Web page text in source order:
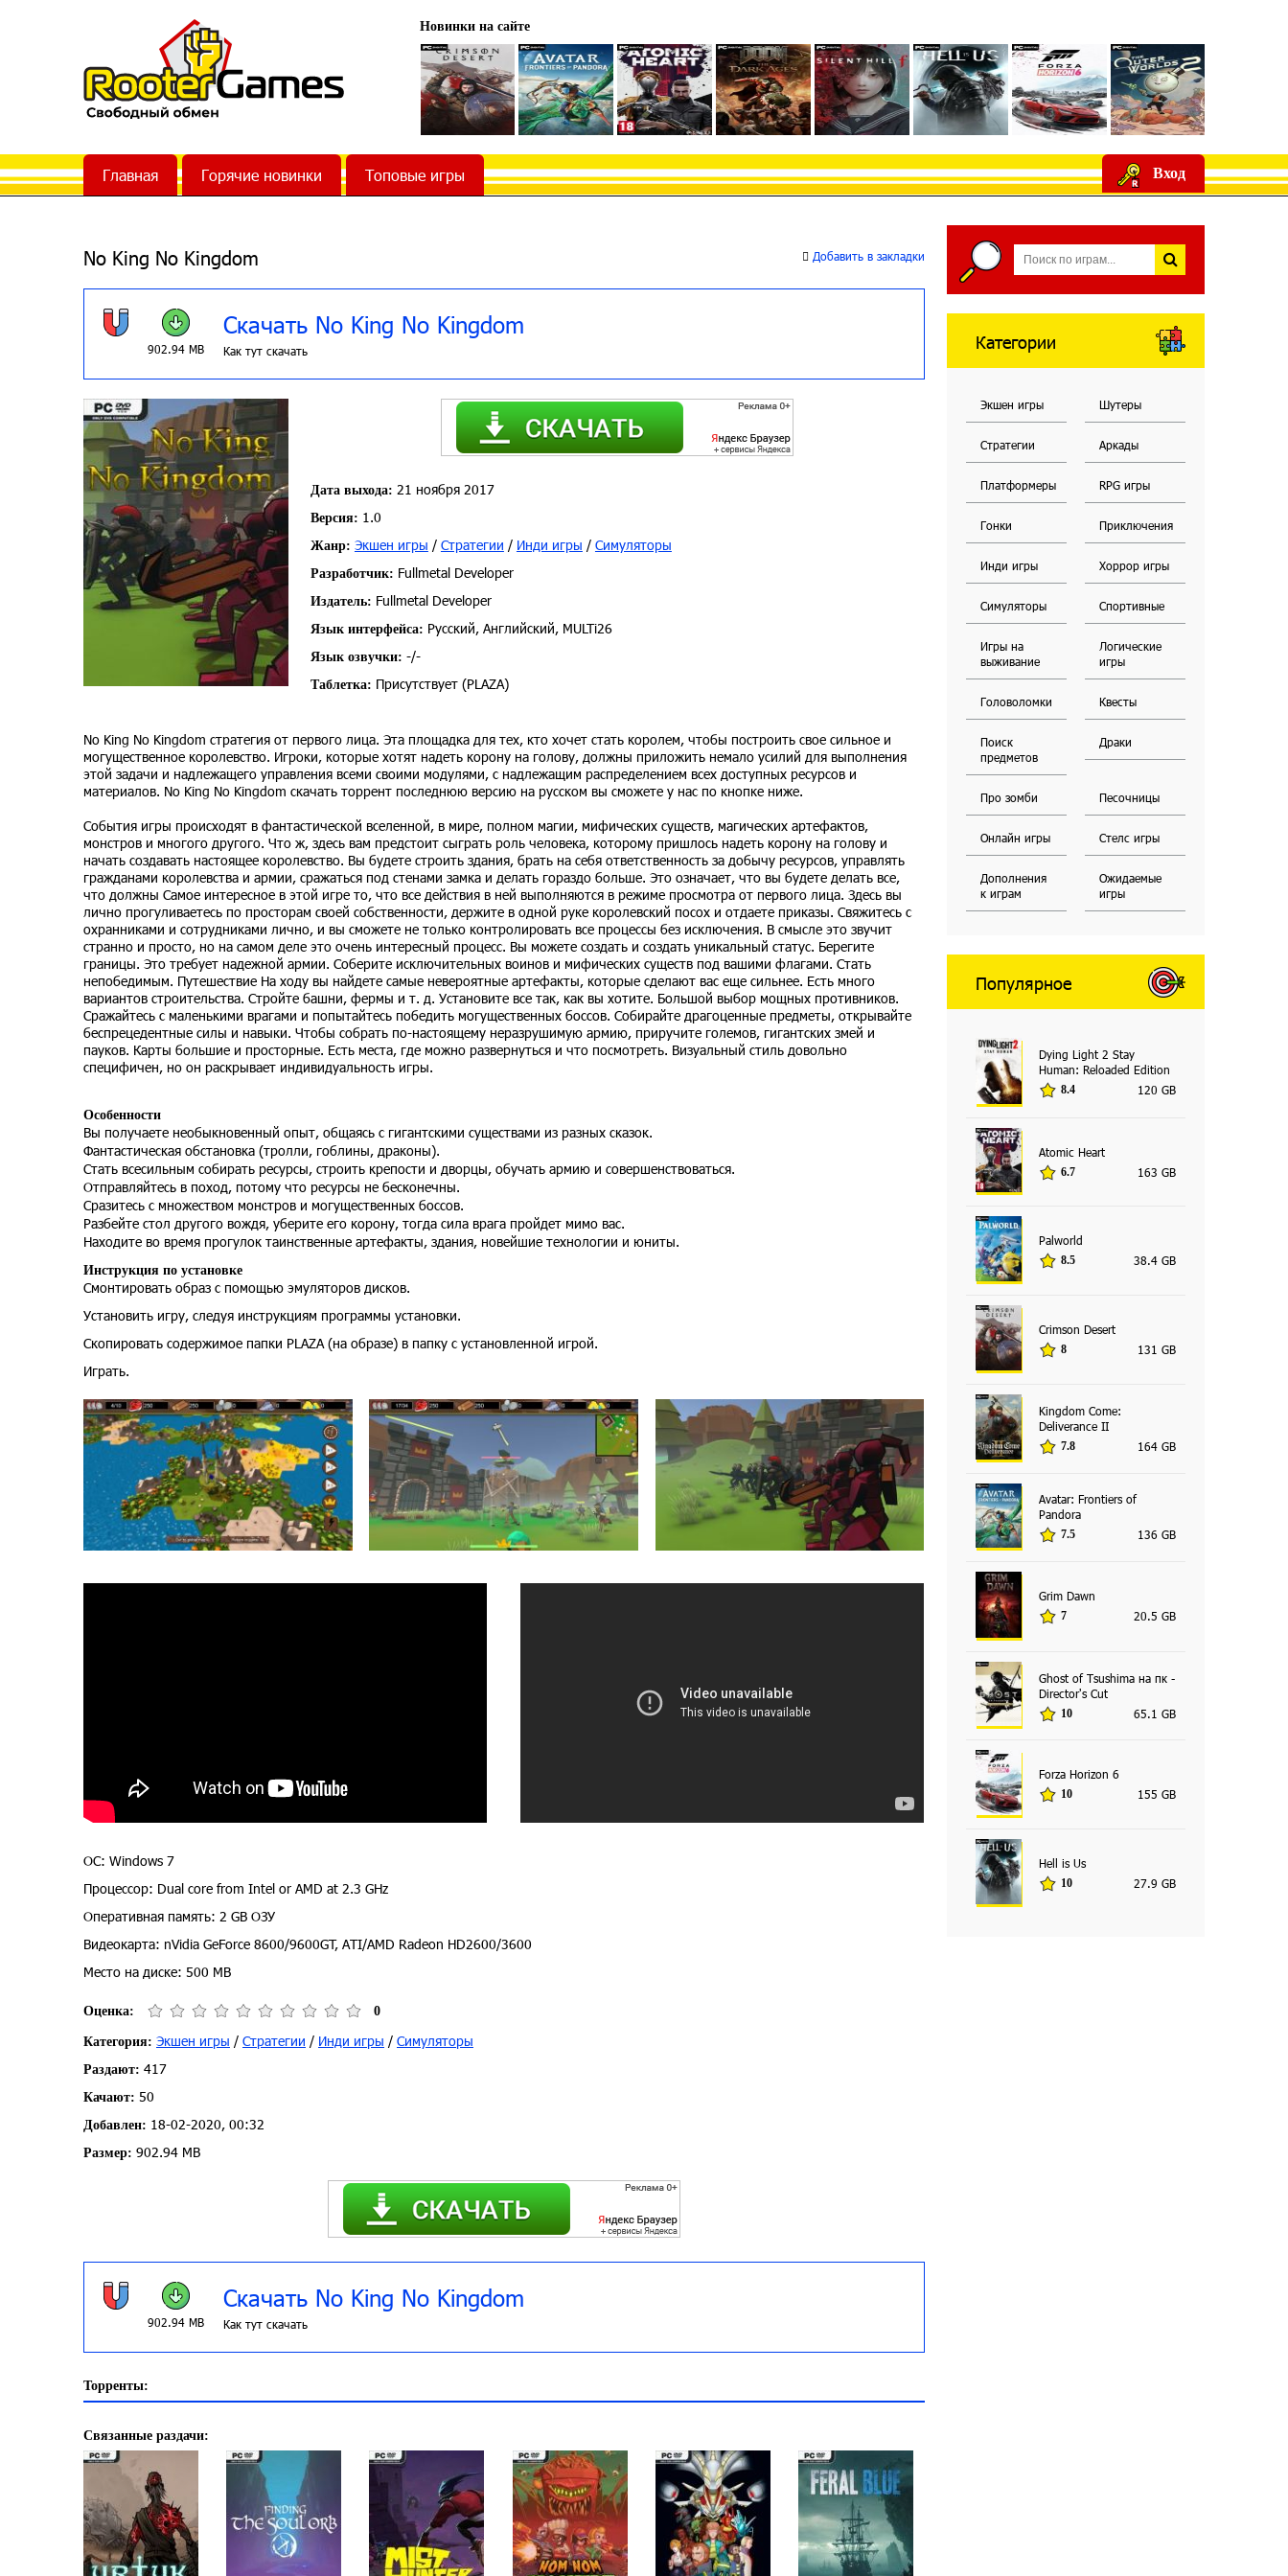
Новинки на сайте
Главная Горячие новинки Топовые игры Вход
No King No Kingdom Добавить в закладки
902.94 MB
Скачать No King No Kingdom
Как тут скачать
Дата выхода: 21 ноября 2017
Версия: 1.0
Жанр: Экшен игры / Стратегии / Инди игры / Симуляторы
Разработчик: Fullmetal Developer
Издатель: Fullmetal Developer
Язык интерфейса: Русский, Английский, MULTi26
Язык озвучки: -/-
Таблетка: Присутствует (PLAZA)
No King No Kingdom стратегия от первого лица. Эта площадка для тех, кто хочет стать королем, чтобы построить свое сильное и
могущественное королевство. Игроки, которые хотят надеть корону на голову, должны приложить немало усилий для выполнения
этой задачи и надлежащего управления всеми своими модулями, с надлежащим распределением всех доступных ресурсов и
материалов. No King No Kingdom скачать торрент последнюю версию на русском вы сможете у нас по кнопке ниже.
События игры происходят в фантастической вселенной, в мире, полном магии, мифических существ, магических артефактов,
монстров и многого другого. Что ж, здесь вам предстоит сыграть роль человека, которому пришлось надеть корону на голову и
начать создавать настоящее королевство. Вы будете строить здания, брать на себя ответственность за добычу ресурсов, управлять
гражданами королевства и армии, сражаться под стенами замка и делать гораздо больше. Это означает, что вы будете делать все,
что должны Самое интересное в этой игре то, что все действия в ней выполняются в режиме просмотра от первого лица. Здесь вы
лично прогуливаетесь по просторам своей собственности, держите в одной руке королевский посох и отдаете приказы. Свяжитесь с
охранниками и сотрудниками лично, и вы сможете не только контролировать все процессы без исключения. В смысле это звучит
странно и просто, но на самом деле это очень интересный процесс. Вы можете создать и создать уникальный статус. Берегите
границы. Это требует надежной армии. Соберите исключительных воинов и мифических существ под вашими флагами. Стать
непобедимым. Путешествие На ходу вы найдете самые невероятные артефакты, которые сделают вас еще сильнее. Есть много
вариантов строительства. Стройте башни, фермы и т. д. Установите все так, как вы хотите. Большой выбор мощных противников.
Сражайтесь с маленькими врагами и попытайтесь победить могущественных боссов. Собирайте драгоценные предметы, открывайте
беспрецедентные силы и навыки. Чтобы собрать по-настоящему неразрушимую армию, приручите големов, гигантских змей и
пауков. Карты большие и просторные. Есть места, где можно развернуться и что посмотреть. Визуальный стиль довольно
специфичен, но он раскрывает индивидуальность игры.
Особенности
Вы получаете необыкновенный опыт, общаясь с гигантскими существами из разных сказок.
Фантастическая обстановка (тролли, гоблины, драконы).
Стать всесильным собирать ресурсы, строить крепости и дворцы, обучать армию и совершенствоваться.
Отправляйтесь в поход, потому что ресурсы не бесконечны.
Сразитесь с множеством монстров и могущественных боссов.
Разбейте стол другого вождя, уберите его корону, тогда сила врага пройдет мимо вас.
Находите во время прогулок таинственные артефакты, здания, новейшие технологии и юниты.
Инструкция по установке
Смонтировать образ с помощью эмуляторов дисков.
Установить игру, следуя инструкциям программы установки.
Скопировать содержимое папки PLAZA (на образе) в папку с установленной игрой.
Играть.
ОС: Windows 7
Процессор: Dual core from Intel or AMD at 2.3 GHz
Оперативная память: 2 GB ОЗУ
Видеокарта: nVidia GeForce 8600/9600GT, ATI/AMD Radeon HD2600/3600
Место на диске: 500 MB
Оценка: 0
Категория: Экшен игры / Стратегии / Инди игры / Симуляторы
Раздают: 417
Качают: 50
Добавлен: 18-02-2020, 00:32
Размер: 902.94 MB
902.94 MB
Скачать No King No Kingdom
Как тут скачать
Торренты:
Связанные раздачи:
Категории
Экшен игры Шутеры
Стратегии Аркады
Платформеры RPG игры
Гонки Приключения
Инди игры Хоррор игры
Симуляторы Спортивные
Игры на
выживание
Логические
игры
Головоломки Квесты
Поиск
предметов
Драки
Про зомби Песочницы
Онлайн игры Стелс игры
Дополнения
к играм
Ожидаемые
игры
Популярное
Dying Light 2 Stay
Human: Reloaded Edition
8.4 120 GB
Atomic Heart
6.7 163 GB
Palworld
8.5 38.4 GB
Crimson Desert
8 131 GB
Kingdom Come:
Deliverance II
7.8 164 GB
Avatar: Frontiers of
Pandora
7.5 136 GB
Grim Dawn
7 20.5 GB
Ghost of Tsushima на пк -
Director's Cut
10 65.1 GB
Forza Horizon 6
10 155 GB
Hell is Us
10 27.9 GB